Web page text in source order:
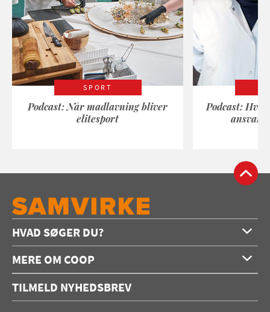
SPORT
Podcast: Når madlavning bliver
elitesport
Podcast:
HVAD SØGER DU?
Opskrifter
Konkurrencer
MERE OM COOP
Annoncering
TILMELD NYHEDSBREV